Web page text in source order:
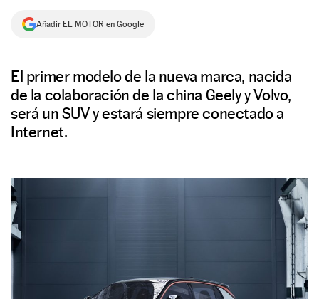
NEWSLETTER
Añadir EL MOTOR en Google
El primer modelo de la nueva marca, nacida
de la colaboración de la china Geely y Volvo,
será un SUV y estará siempre conectado a
Internet.